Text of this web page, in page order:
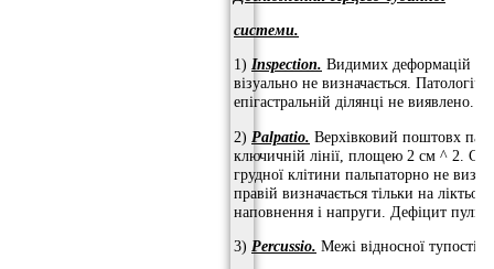
системи.
1) Inspection. Видимих ​​деформацій
візуально не визначається.
епігастральній ділянці не виявлено.
2) Palpatio. Верхівковий поштовх
ключичній лінії, площею 2 см ^ 2.
грудної клітини пальпаторно не
правій визначається тільки на
наповнення і напруги. Дефіцит
3) Percussio. Межі відносної тупості